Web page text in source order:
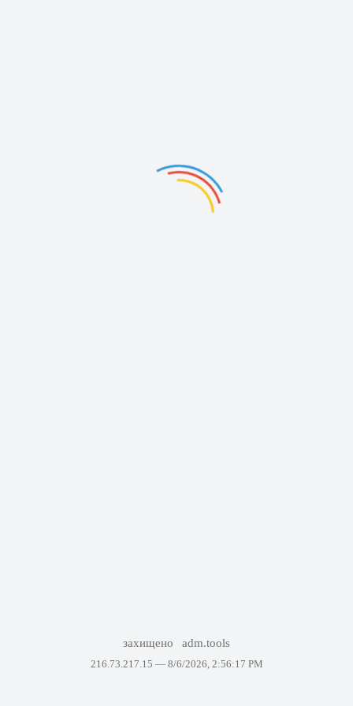
захищено adm.tools
216.73.217.15 — 8/6/2026, 2:56:17 PM